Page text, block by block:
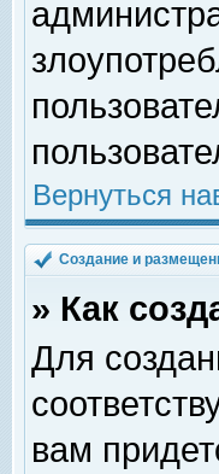
Вернуться
Создание и
» Как
Для
вам